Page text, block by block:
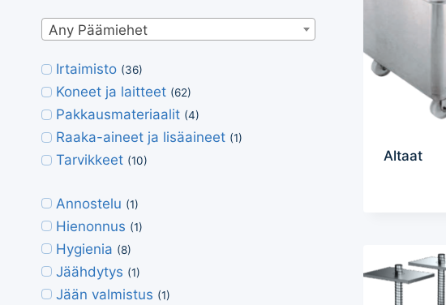
Altaat
Any Päämiehet
Irtaimisto (36)
Koneet ja laitteet (62)
Pakkausmateriaalit (4)
Raaka-aineet ja lisäaineet (1)
Tarvikkeet (10)
Annostelu (1)
Hienonnus (1)
Hygienia (8)
Jäähdytys (1)
Jään valmistus (1)